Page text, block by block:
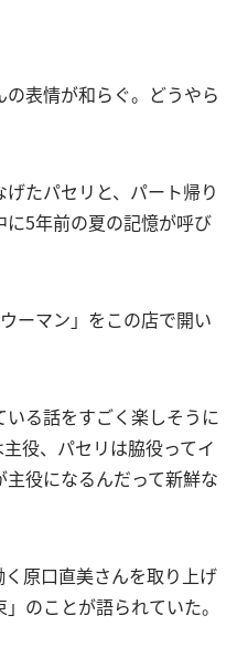
表情が和らぐ。どうやら
たパセリと、パート帰り
5年前の夏の記憶が呼び
ーマン」をこの店で開い
いる話をすごく楽しそうに
役、パセリは脇役ってイ
役になるんだって新鮮な
原口直美さんを取り上げ
のことが語られていた。